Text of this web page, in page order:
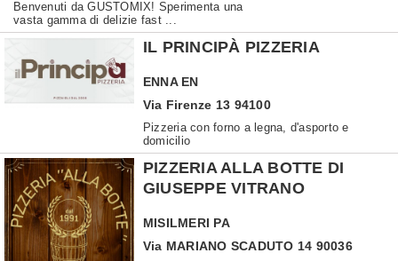
Benvenuti da GUSTOMIX! Sperimenta una
vasta gamma di delizie fast ...
IL PRINCIPÀ PIZZERIA
ENNA EN
Via Firenze 13 94100
Pizzeria con forno a legna, d'asporto e
domicilio
PIZZERIA ALLA BOTTE DI
GIUSEPPE VITRANO
MISILMERI PA
Via MARIANO SCADUTO 14 90036